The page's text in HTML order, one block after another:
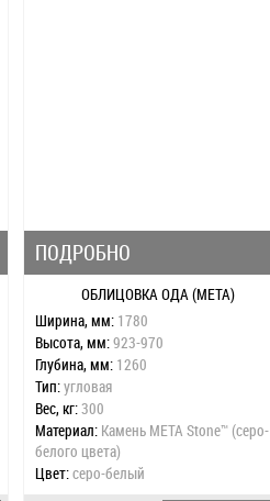
ПОДРОБНО
ОБЛИЦОВКА ОДА (МЕТА)
Ширина, мм: 1780
Высота, мм:923-970
Глубина, мм: 1260
Тип:угловая
Вес, кг:300
Материал: Камень META Stone™ (серо-
белого цвета)
Цвет:серо-белый